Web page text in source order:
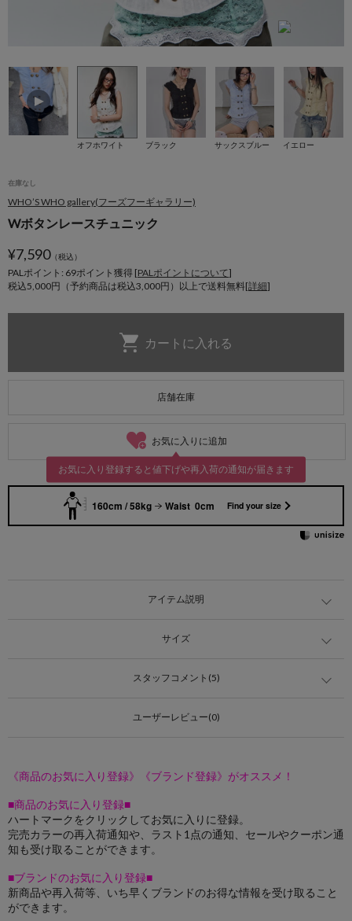
オフホワイト ブラック サックスブルー イエロー
在庫なし
WHO’S WHO gallery(フーズフーギャラリー)
Wボタンレースチュニック
¥7,590（税込）
PALポイント: 69ポイント獲得 [PALポイントについて]
税込5,000円（予約商品は税込3,000円）以上で送料無料[詳細]
店舗在庫
お気に入りに追加
お気に入り登録すると値下げや再入荷の通知が届きます
160cm / 58kg Waist 0cm Find your size
アイテム説明
サイズ
スタッフコメント(5)
ユーザーレビュー(0)
《商品のお気に入り登録》《ブランド登録》がオススメ！
■商品のお気に入り登録■
ハートマークをクリックしてお気に入りに登録。
完売カラーの再入荷通知や、ラスト1点の通知、セールやクーポン通
知も受け取ることができます。
■ブランドのお気に入り登録■
新商品や再入荷等、いち早くブランドのお得な情報を受け取ること
ができます。